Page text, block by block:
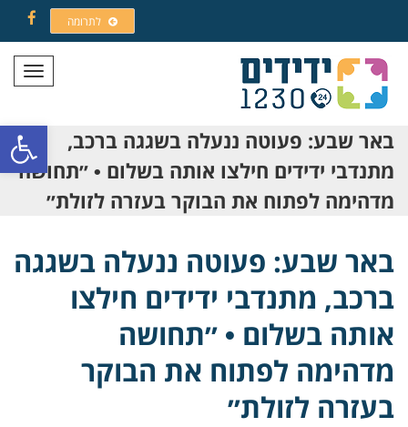
פתח
לתרומה
תפריט
באר שבע: פעוטה ננעלה בשגגה ברכב,
מתנדבי ידידים חילצו אותה בשלום • ״תחושה
מדהימה לפתוח את הבוקר בעזרה לזולת״
באר שבע: פעוטה ננעלה בשגגה
ברכב, מתנדבי ידידים חילצו
אותה בשלום • ״תחושה
מדהימה לפתוח את הבוקר
בעזרה לזולת״